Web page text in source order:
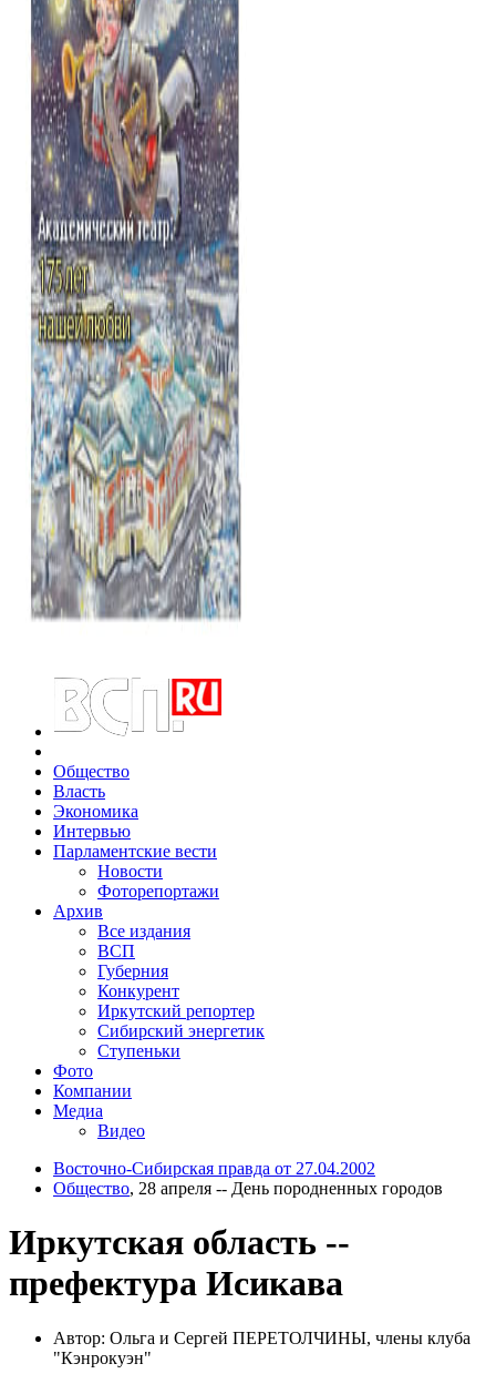
Общество
Власть
Экономика
Интервью
Парламентские вести
Новости
Фоторепортажи
Архив
Все издания
ВСП
Губерния
Конкурент
Иркутский репортер
Сибирский энергетик
Ступеньки
Фото
Компании
Медиа
Видео
Восточно-Сибирская правда от 27.04.2002
Общество, 28 апреля -- День породненных городов
Иркутская область --
префектура Исикава
Автор: Ольга и Сергей ПЕРЕТОЛЧИНЫ, члены клуба
"Кэнрокуэн"